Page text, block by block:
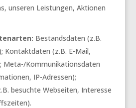
unseren Leistungen, Aktionen
Bestandsdaten (z.B.
Kontaktdaten (z.B. E-Mail,
Meta-/Kommunikationsdaten
IP-Adressen);
besuchte Webseiten, Interesse